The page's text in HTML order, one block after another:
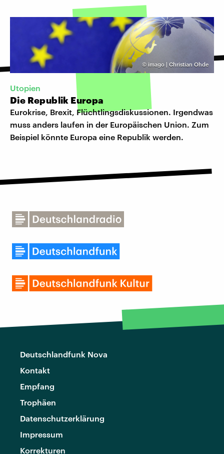
© imago | Christian Ohde
Utopien
Die Republik Europa
Eurokrise, Brexit, Flüchtlingsdiskussionen. Irgendwas
muss anders laufen in der Europäischen Union. Zum
Beispiel könnte Europa eine Republik werden.
Deutschlandfunk Nova
Kontakt
Empfang
Trophäen
Datenschutzerklärung
Impressum
Korrekturen